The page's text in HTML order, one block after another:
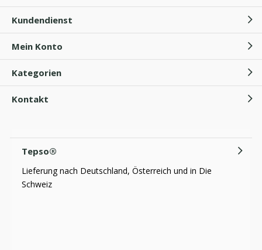
Kundendienst
Mein Konto
Kategorien
Kontakt
Tepso®
Lieferung nach Deutschland, Österreich und in Die
Schweiz